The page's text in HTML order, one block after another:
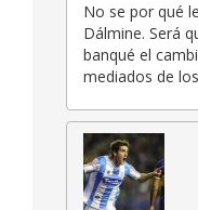
No se por qué
Dálmine. Será
banqué el
mediados de